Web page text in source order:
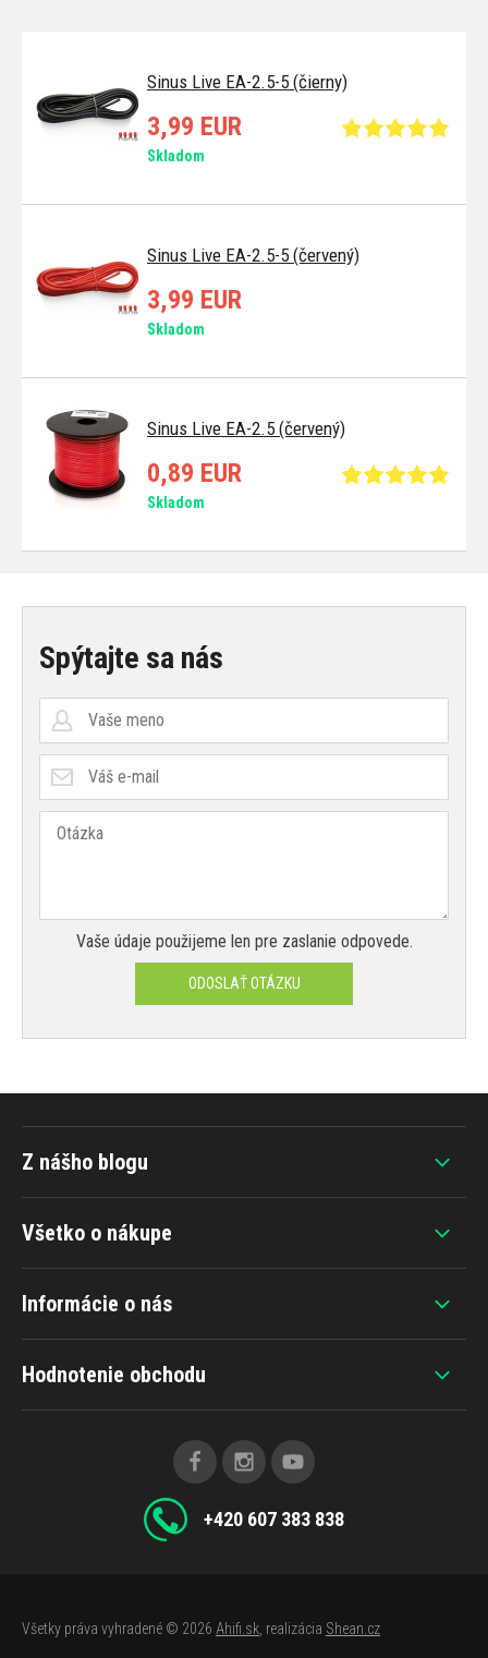
Sinus Live EA-2.5-5 (čierny)
3,99 EUR
Skladom
Sinus Live EA-2.5-5 (červený)
3,99 EUR
Skladom
Sinus Live EA-2.5 (červený)
0,89 EUR
Skladom
Spýtajte sa nás
Vaše údaje použijeme len pre zaslanie odpovede.
ODOSLAŤ OTÁZKU
Všetko o nákupe
Informácie o nás
Hodnotenie obchodu
+420 607 383 838
Z nášho blogu
Všetky práva vyhradené © 2026 Ahifi.sk , realizácia Shean.cz